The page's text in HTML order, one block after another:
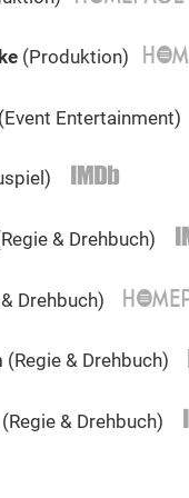
(Produktion)
(Event Entertainment)
& Drehbuch)
& Drehbuch)
(Regie & Drehbuch)
(Regie & Drehbuch)